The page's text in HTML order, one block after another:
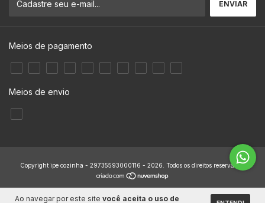
Ao navegar por este site você aceita o uso de
Meios de pagamento
Meios de envio
Copyright ipe cozinha - 29735593000116 - 2026. Todos os direitos reservados.